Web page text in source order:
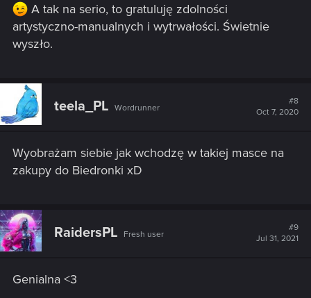
A tak na serio, to gratuluję zdolności
artystyczno-manualnych i wytrwałości. Świetnie
wyszło.
teela_PL Wordrunner
#8
Oct 7, 2020
Wyobrażam siebie jak wchodzę w takiej masce na
zakupy do Biedronki xD
RaidersPL Fresh user
#9
Jul 31, 2021
Genialna <3